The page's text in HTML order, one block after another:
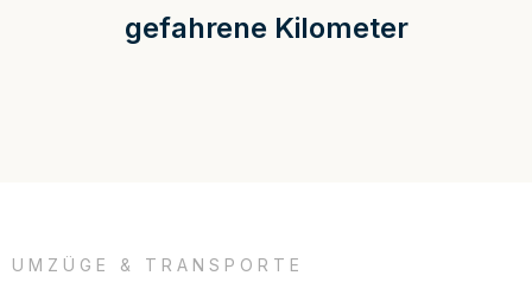
gefahrene Kilometer
UMZÜGE & TRANSPORTE